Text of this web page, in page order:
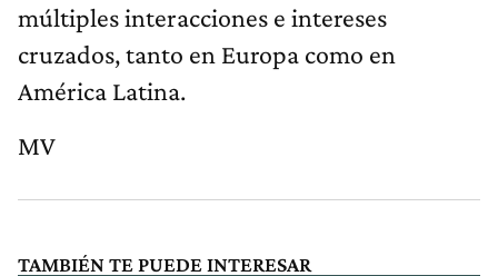
múltiples interacciones e intereses
cruzados, tanto en Europa como en
América Latina.
MV
TAMBIÉN TE PUEDE INTERESAR